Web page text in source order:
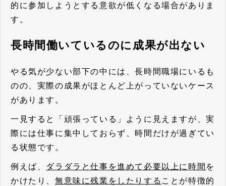
的に参加しようとする意欲が低くなる場合がありま
す。
長時間働いているのに成果が出ない
やる気が少ない部下の中には、長時間職場にいるも
のの、実際の成果がほとんど上がっていないケース
があります。
一見すると「頑張っている」ように見えますが、実
際には仕事に集中しておらず、時間だけが過ぎてい
る状態です。
例えば、 ダラダラと仕事を進めて必要以上に時間 を
かけたり、 無意味に残業をしたりする ことが特徴的